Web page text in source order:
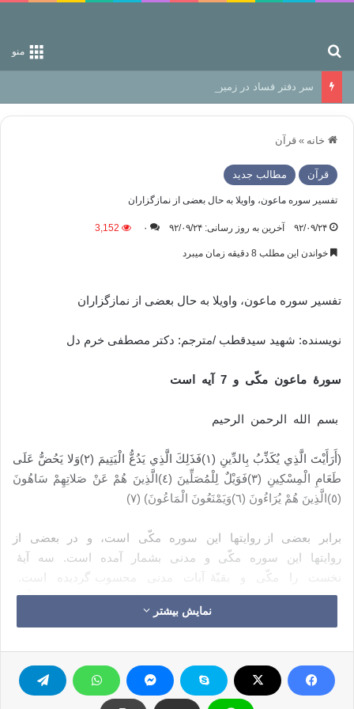
منو
سر دفتر فساد در زمین‌، دوری وکناره‌گیری از راه خداست‌!
خانه » قرآن
قرآن مطالب جدید
تفسیر سوره ماعون، واویلا به حال بعضی از نمازگزاران
۹۲/۰۹/۲۴ آخرین به روز رسانی: ۹۲/۰۹/۲۴ ۰ 3,152
خواندن این مطلب 8 دقیقه زمان میبرد
تفسیر سوره ماعون، واویلا به حال بعضی از نمازگزاران
نویسنده: شهید سیدقطب /مترجم: دکتر مصطفی خرم دل
سورۀ ماعون مكّی و 7 آیه است
بسم الله الرحمن الرحيم
(أَرَأَيْتَ الَّذِي يُكَذِّبُ بِالدِّينِ (١)فَذَلِكَ الَّذِي يَدُعُّ الْيَتِيمَ (٢)وَلا يَحُضُّ عَلَى
طَعَامِ الْمِسْكِينِ (٣)فَوَيْلٌ لِلْمُصَلِّينَ (٤)الَّذِينَ هُمْ عَنْ صَلاتِهِمْ سَاهُونَ
(٥)الَّذِينَ هُمْ يُرَاءُونَ (٦)وَيَمْنَعُونَ الْمَاعُونَ) (٧)
برابر بعضی از روایتها این سوره مکّی است‌، و در بعضی از
روایتها این سوره مکّی و مدنی بشمار آمده است‌. سه آیۀ
نخست را مکّی و بقیّۀ ‌آیات مدنی محسوب ‌گردیده است‌.
نظریّۀ دوم ارجح است‌. با این وجود این سوره به طور کلّی
دارای وحدت متّفق و مرتبطی است‌. دارای رویکرد یگانه‌ای در
یگانه‌ای که ما را بر آن می‌دارد این سوره را به طور کلّی
مدنی بدانیم. زیرا موضوعی که این سوره بدان می‌پردازد از
جملۀ موضوعات مدنی قرآن است‌. موضوع مورد نظر راجع به
نمایش بیشتر